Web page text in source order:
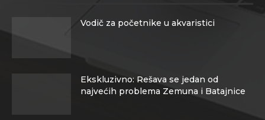
Vodič za početnike u akvaristici
Ekskluzivno: Rešava se jedan od
najvećih problema Zemuna i Batajnice